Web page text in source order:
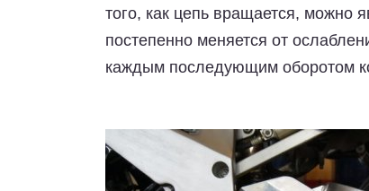
того, как цепь вращается, можно
постепенно меняется от
каждым последующим оборотом